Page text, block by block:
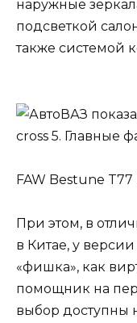
наружные
подсветкой
также системой
FAW Bestune
При этом, в
в Китае, у версии
«фишка», как
помощник на
выбор доступны